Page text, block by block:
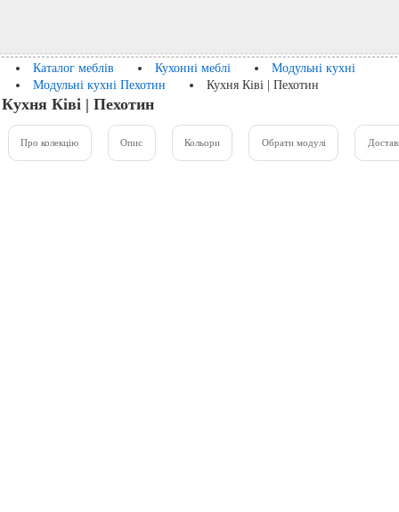
Каталог меблів Кухонні меблі
Модульні кухні
Модульні кухні Пехотин
Кухня Ківі | Пехотин
Кухня Ківі | Пехотин
Про колекцію Опис Кольори Обрати модулі